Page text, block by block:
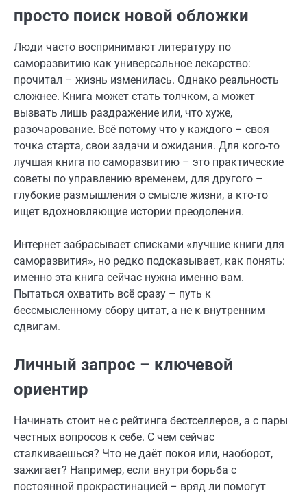
просто поиск новой обложки
Люди часто воспринимают литературу по
саморазвитию как универсальное лекарство:
прочитал – жизнь изменилась. Однако реальность
сложнее. Книга может стать толчком, а может
вызвать лишь раздражение или, что хуже,
разочарование. Всё потому что у каждого – своя
точка старта, свои задачи и ожидания. Для кого-то
лучшая книга по саморазвитию – это практические
советы по управлению временем, для другого –
глубокие размышления о смысле жизни, а кто-то
ищет вдохновляющие истории преодоления.
Интернет забрасывает списками «лучшие книги для
саморазвития», но редко подсказывает, как понять:
именно эта книга сейчас нужна именно вам.
Пытаться охватить всё сразу – путь к
бессмысленному сбору цитат, а не к внутренним
сдвигам.
Личный запрос – ключевой
ориентир
Начинать стоит не с рейтинга бестселлеров, а с пары
честных вопросов к себе. С чем сейчас
сталкиваешься? Что не даёт покоя или, наоборот,
зажигает? Например, если внутри борьба с
постоянной прокрастинацией – вряд ли помогут